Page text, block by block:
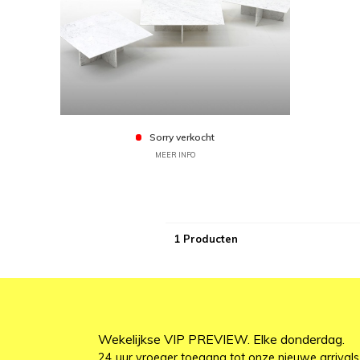
Sorry verkocht
MEER INFO
1 Producten
Wekelijkse VIP PREVIEW. Elke donderdag.